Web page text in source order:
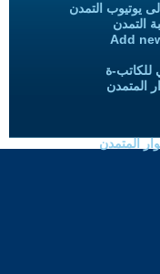
يوتيوب التمدن
التمدن
Add
للكاتب-ة
المتمدن
المتمدن